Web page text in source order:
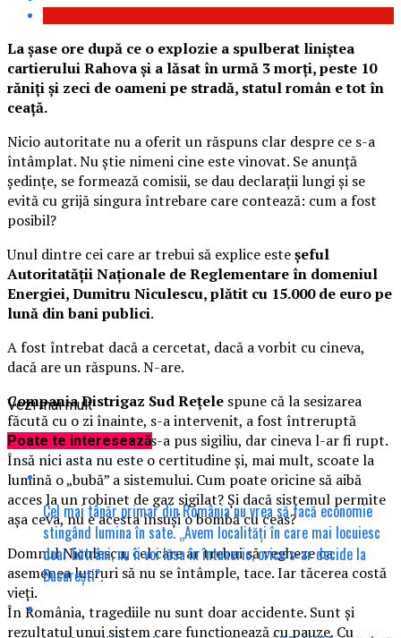
La șase ore după ce o explozie a spulberat liniștea
cartierului Rahova și a lăsat în urmă 3 morți, peste 10
răniți și zeci de oameni pe stradă, statul român e tot în
ceață.
Nicio autoritate nu a oferit un răspuns clar despre ce s-a
întâmplat. Nu știe nimeni cine este vinovat. Se anunță
ședințe, se formează comisii, se dau declarații lungi și se
evită cu grijă singura întrebare care contează: cum a fost
posibil?
Unul dintre cei care ar trebui să explice esteșeful
Autoritatății Naționale de Reglementare în domeniul
Energiei, Dumitru Niculescu, plătit cu 15.000 de euro pe
lună din bani publici.
A fost întrebat dacă a cercetat, dacă a vorbit cu cineva,
dacă are un răspuns. N-are.
Compania Distrigaz Sud Rețele spune că la sesizarea
făcută cu o zi înainte, s-a intervenit, a fost întreruptă
alinentarea cu gaze și s-a pus sigiliu, dar cineva l-ar fi rupt.
Însă nici asta nu este o certitudine și, mai mult, scoate la
lumină o „bubă” a sistemului. Cum poate oricine să aibă
acces la un robinet de gaz sigilat? Și dacă sistemul permite
așa ceva, nu e acesta însuși o bombă cu ceas?
Domnul Niculescu, cel care ar trebui să vegheze ca
asemenea lucruri să nu se întâmple, tace. Iar tăcerea costă
vieți.
În România, tragediile nu sunt doar accidente. Sunt și
rezultatul unui sistem care funcționează cu pauze. Cu
Vezi mai mult
Poate te interesează
Cel mai tânăr primar din România nu vrea să facă economie
stingând lumina în sate. „Avem localități în care mai locuiesc
doar bătrâni, nu îi voi lăsa în întuneric, orice s-ar decide la
București”.